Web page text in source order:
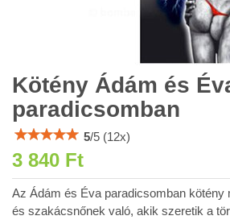
Kötény Ádám és
paradicsomban
5/5 (12x)
3 840 Ft
Az Ádám és Éva paradicsomban kötény
és szakácsnőnek való, akik szeretik a